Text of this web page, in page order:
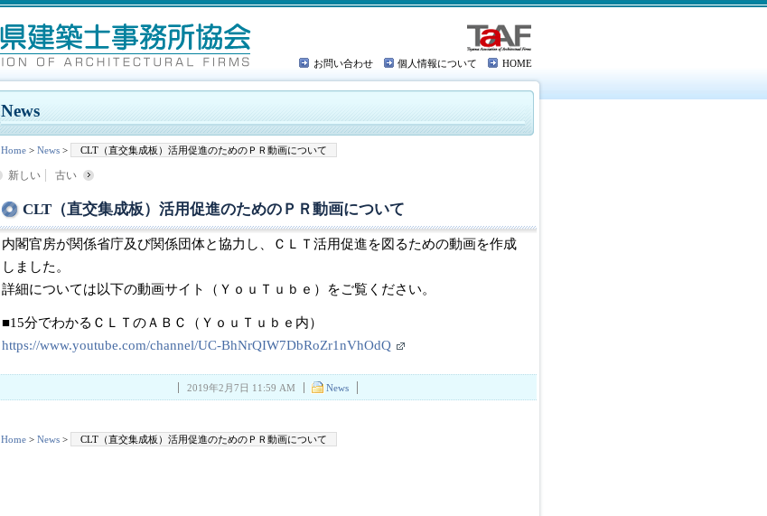
お問い合わせ 個人情報について HOME
News
Home > News > CLT（直交集成板）活用促進のためのＰＲ動画について
新しい 古い
CLT（直交集成板）活用促進のためのＰＲ動画について
内閣官房が関係省庁及び関係団体と協力し、ＣＬＴ活用促進を図るための動画を作成
しました。
詳細については以下の動画サイト（ＹｏｕＴｕｂｅ）をご覧ください。
■15分でわかるＣＬＴのＡＢＣ（ＹｏｕＴｕｂｅ内）
https://www.youtube.com/channel/UC-BhNrQIW7DbRoZr1nVhOdQ
2019年2月7日 11:59 AM News
Home > News > CLT（直交集成板）活用促進のためのＰＲ動画について